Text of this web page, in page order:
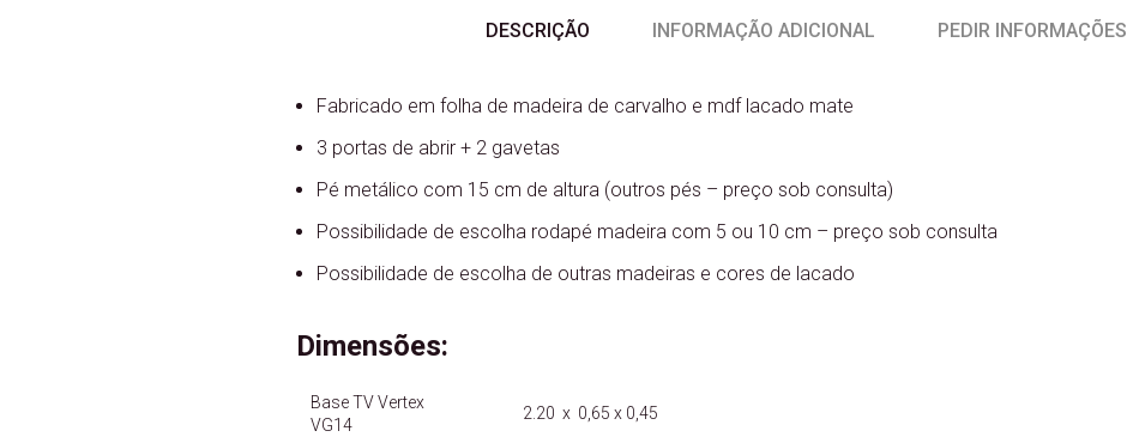
DESCRIÇÃO INFORMAÇÃO ADICIONAL PEDIR INFORMAÇÕES
Fabricado em folha de madeira de carvalho e mdf lacado mate
3 portas de abrir + 2 gavetas
Pé metálico com 15 cm de altura (outros pés – preço sob consulta)
Possibilidade de escolha rodapé madeira com 5 ou 10 cm – preço sob consulta
Possibilidade de escolha de outras madeiras e cores de lacado
Dimensões:
Base TV Vertex
VG14
2.20 x 0,65 x 0,45